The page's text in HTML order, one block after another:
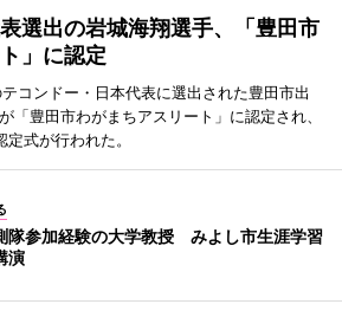
選出の岩城海翔選手、「豊田市
」に認定
コンドー・日本代表に選出された豊田市出
「豊田市わがまちアスリート」に認定され、
式が行われた。
隊参加経験の大学教授 みよし市生涯学習
演